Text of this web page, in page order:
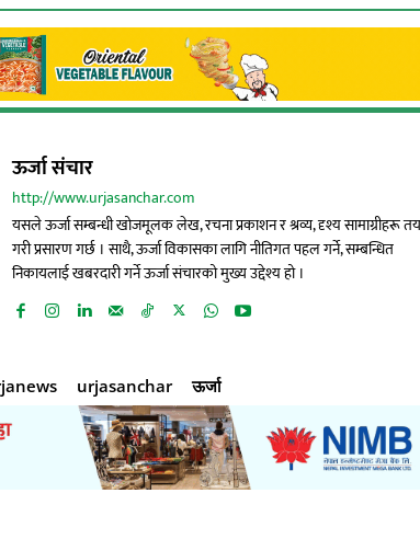
ऊर्जा संचार
http://www.urjasanchar.com
यसले ऊर्जा सम्बन्धी खोजमूलक लेख, रचना प्रकाशन र श्रव्य, दृश्य सामाग्रीहरू
गरी प्रसारण गर्छ । साथै, ऊर्जा विकासका लागि नीतिगत पहल गर्ने, सम्बन्धित
निकायलाई खबरदारी गर्ने ऊर्जा संचारको मुख्य उद्देश्य हो ।
urjasanchar ऊर्जा